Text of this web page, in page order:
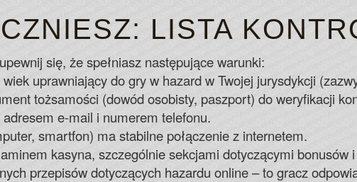
LISTA
się, że spełniasz następujące warunki:
uprawniający do gry w hazard w Twojej jurysdykcji
tożsamości (dowód osobisty, paszport) do weryfikacji
e-mail i numerem telefonu.
smartfon) ma stabilne połączenie z internetem.
kasyna, szczególnie sekcjami dotyczącymi bonusów i
przepisów dotyczących hazardu online – to gracz